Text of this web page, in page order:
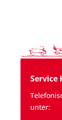
Service
unter: